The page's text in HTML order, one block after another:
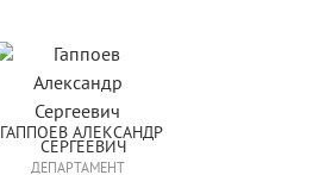
ГАППОЕВ АЛЕКСАНДР
СЕРГЕЕВИЧ
ДЕПАРТАМЕНТ